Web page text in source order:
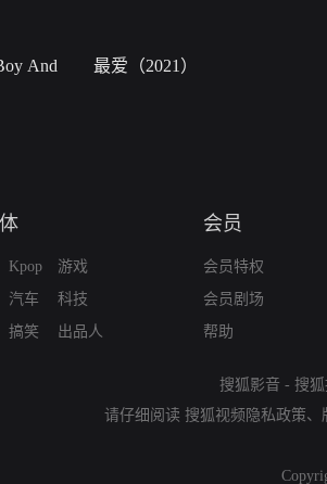
And
最爱（2021）
Kpop
汽车
搞笑
游戏
科技
出品人
会员
会员特权
会员剧场
帮助
搜狐影音 - 搜
请仔细阅读 搜狐视频隐私政策、